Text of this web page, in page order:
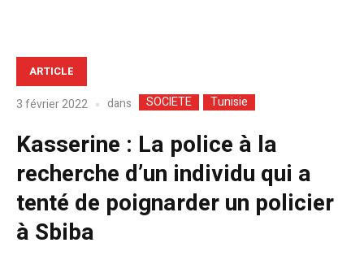
ARTICLE
3 février 2022 dans SOCIETE Tunisie
Kasserine : La police à la
recherche d’un individu qui a
tenté de poignarder un policier
à Sbiba